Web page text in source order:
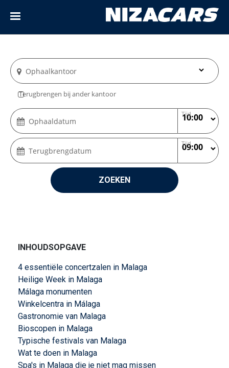
Ophaalkantoor
Terugbrengen bij ander kantoor
Ophaaldatum
Tijd
Terugbrengdatum
Tijd
ZOEKEN
INHOUDSOPGAVE
4 essentiële concertzalen in Malaga
Heilige Week in Malaga
Málaga monumenten
Winkelcentra in Málaga
Gastronomie van Malaga
Bioscopen in Malaga
Typische festivals van Malaga
Wat te doen in Malaga
Spa's in Malaga die je niet mag missen